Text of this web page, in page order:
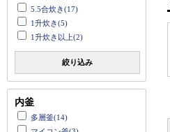
5.5合炊き(17)
1升炊き(5)
1升炊き以上(2)
絞り込み
内釜
多層釜(14)